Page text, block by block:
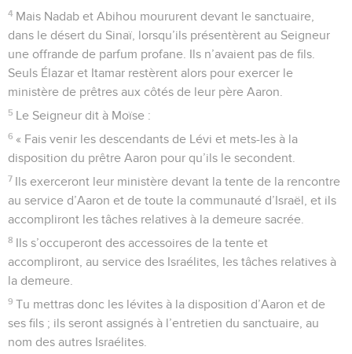
4 Mais Nadab et Abihou moururent devant le sanctuaire,
dans le désert du Sinaï, lorsqu’ils présentèrent au Seigneur
une offrande de parfum profane. Ils n’avaient pas de fils.
Seuls Élazar et Itamar restèrent alors pour exercer le
ministère de prêtres aux côtés de leur père Aaron.
5 Le Seigneur dit à Moïse :
6 « Fais venir les descendants de Lévi et mets-les à la
disposition du prêtre Aaron pour qu’ils le secondent.
7 Ils exerceront leur ministère devant la tente de la rencontre
au service d’Aaron et de toute la communauté d’Israël, et ils
accompliront les tâches relatives à la demeure sacrée.
8 Ils s’occuperont des accessoires de la tente et
accompliront, au service des Israélites, les tâches relatives à
la demeure.
9 Tu mettras donc les lévites à la disposition d’Aaron et de
ses fils ; ils seront assignés à l’entretien du sanctuaire, au
nom des autres Israélites.